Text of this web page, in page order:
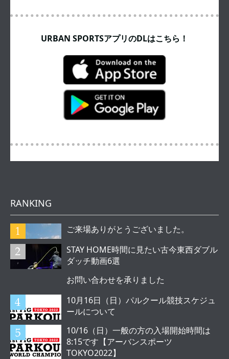
URBAN SPORTSアプリのDLはこちら！
RANKING
ご来場ありがとうございました。
STAY HOME時間に見たい古今東西ダブル
ダッチ動画6選
お問い合わせを承りました
10月16日（日）パルクール競技スケジュ
ールについて
10/16（日）一般の方の入場開始時間は
8:15です【アーバンスポーツ
TOKYO2022】